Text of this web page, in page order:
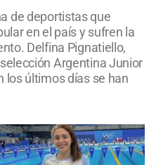
de deportistas que
en el país y sufren la
Delfina Pignatiello,
Argentina Junior
los últimos días se han